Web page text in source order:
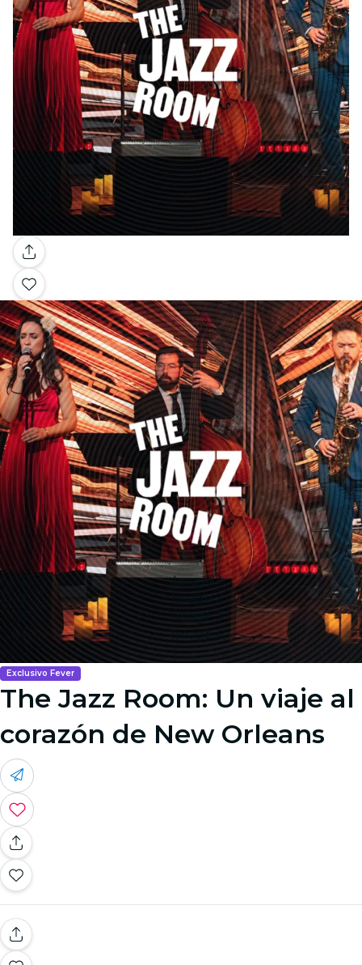
Galería
Image 1
Image 2
Image 4
Exclusivo Fever
The Jazz Room: Un viaje al
corazón de New Orleans